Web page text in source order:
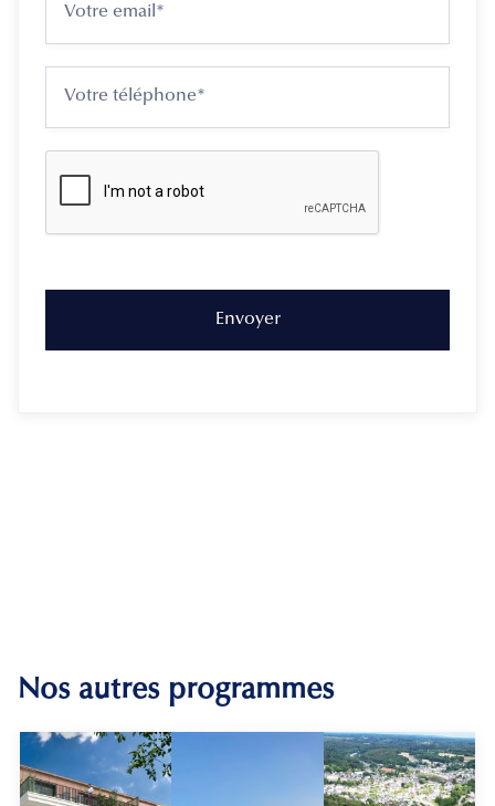
Nos autres programmes